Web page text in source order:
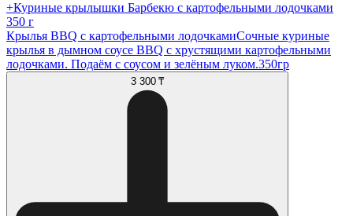
+Куриные крылышки Барбекю с картофельными лодочками
350 г
Крылья BBQ с картофельными лодочкамиСочные куриные
крылья в дымном соусе BBQ с хрустящими картофельными
лодочками. Подаём с соусом и зелёным луком.350гр
3 300 ₸